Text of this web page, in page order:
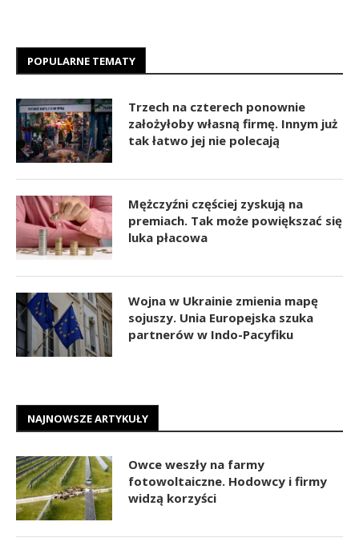
POPULARNE TEMATY
Trzech na czterech ponownie
założyłoby własną firmę. Innym już
tak łatwo jej nie polecają
Mężczyźni częściej zyskują na
premiach. Tak może powiększać się
luka płacowa
Wojna w Ukrainie zmienia mapę
sojuszy. Unia Europejska szuka
partnerów w Indo-Pacyfiku
NAJNOWSZE ARTYKUŁY
Owce weszły na farmy
fotowoltaiczne. Hodowcy i firmy
widzą korzyści